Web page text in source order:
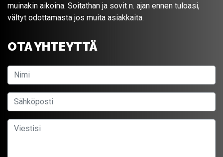
muinakin aikoina. Soitathan ja sovit n. ajan ennen tuloasi,
vältyt odottamasta jos muita asiakkaita.
OTA YHTEYTTÄ